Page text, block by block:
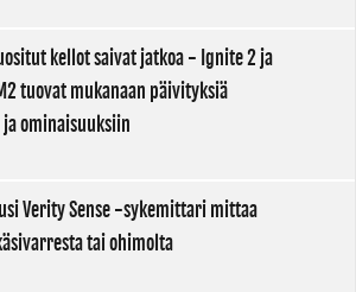
kellot saivat jatkoa - Ignite 2 ja
tuovat mukanaan päivityksiä
ominaisuuksiin
Verity Sense -sykemittari mittaa
tai ohimolta